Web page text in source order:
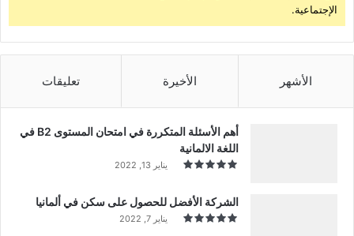
الإجتماعية.
الأشهر الأخيرة تعليقات
أهم الأسئلة المتكررة في امتحان المستوى B2 في
اللغة الالمانية
يناير 13, 2022
الشركة الأفضل للحصول على سكن في ألمانيا
يناير 7, 2022